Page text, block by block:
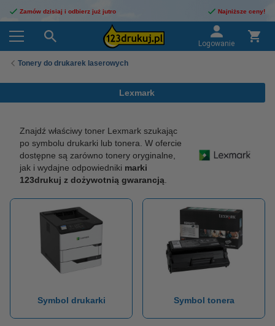
Zamów dzisiaj i odbierz już jutro Najniższe ceny!
Logowanie
Tonery do drukarek laserowych
Lexmark
Znajdź właściwy toner Lexmark szukając
po symbolu drukarki lub tonera. W ofercie
dostępne są zarówno tonery oryginalne,
jak i wydajne odpowiedniki marki
123drukuj z dożywotnią gwarancją
Symbol drukarki Symbol tonera